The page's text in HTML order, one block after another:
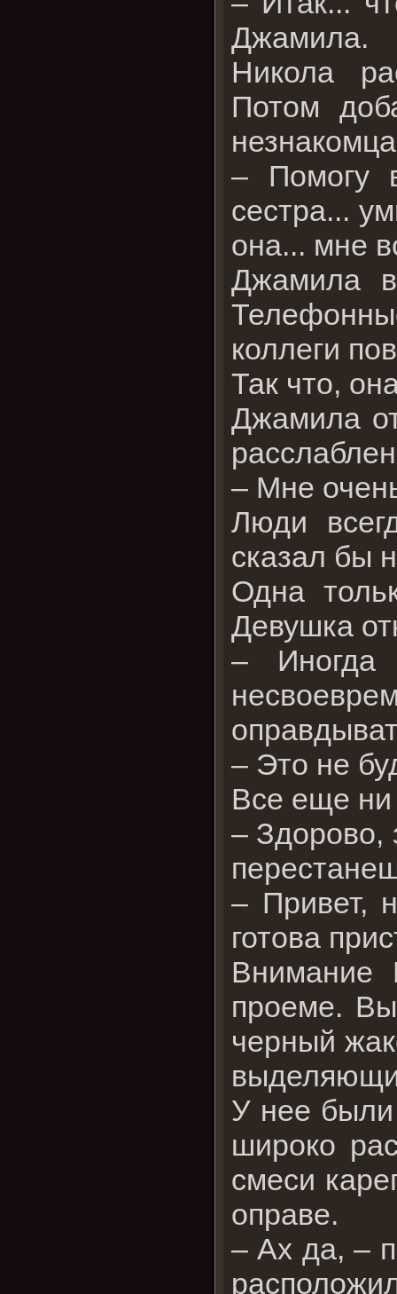
Джамила.
Никола
Потом
– Помогу
сестра...
она... мне
Джамила
коллеги
Так что,
Джамила
– Мне
Люди
сказал бы
Одна
Девушка
– Иногда
– Это не
Все еще
– Здорово,
– Привет,
готова
Внимание
проеме.
черный
У нее
широко
смеси
оправе.
– Ах да, –